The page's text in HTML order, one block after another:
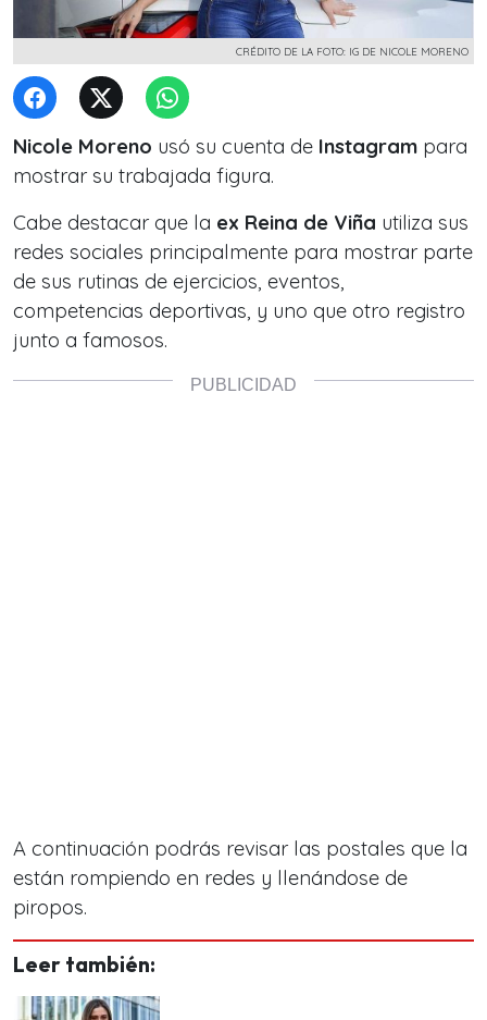
CRÉDITO DE LA FOTO: IG DE NICOLE MORENO
Nicole Moreno usó su cuenta de Instagram para
mostrar su trabajada figura.
Cabe destacar que la ex Reina de Viña utiliza sus
redes sociales principalmente para mostrar parte
de sus rutinas de ejercicios, eventos,
competencias deportivas, y uno que otro registro
junto a famosos.
A continuación podrás revisar las postales que la
están rompiendo en redes y llenándose de
piropos.
Leer también: